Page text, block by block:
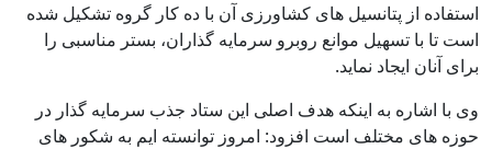
استفاده از پتانسیل های کشاورزی آن با ده کار گروه تشکیل شده
است تا با تسهیل موانع روبرو سرمایه گذاران، بستر مناسبی را
برای آنان ایجاد نماید.
وی با اشاره به اینکه هدف اصلی این ستاد جذب سرمایه گذار در
حوزه های مختلف است افزود: امروز توانسته ایم به شکور های